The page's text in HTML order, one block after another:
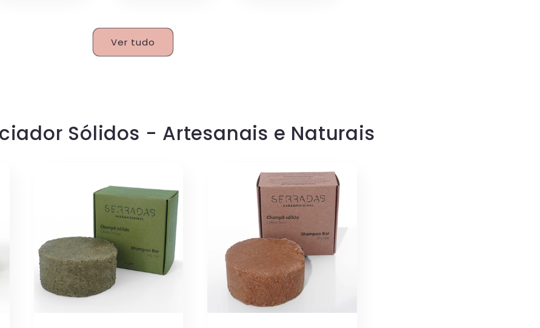
Ver tudo
Sólidos - Artesanais e Naturais